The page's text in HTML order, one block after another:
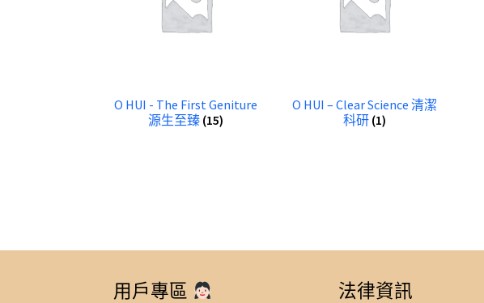
O HUI - The First Geniture
源生至臻 (15)
O HUI – Clear Science 清潔
科研 (1)
用戶專區 法律資訊